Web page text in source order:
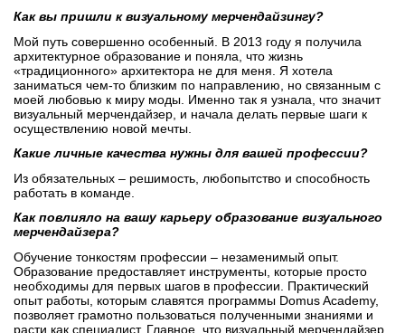
Как вы пришли к визуальному мерчендайзингу?
Мой путь совершенно особенный. В 2013 году я получила
архитектурное образование и поняла, что жизнь
«традиционного» архитектора не для меня. Я хотела
заниматься чем-то близким по направлению, но связанным с
моей любовью к миру моды. Именно так я узнала, что значит
визуальный мерчендайзер, и начала делать первые шаги к
осуществлению новой мечты.
Какие личные качества нужны для вашей профессии?
Из обязательных – решимость, любопытство и способность
работать в команде.
Как повлияло на вашу карьеру образование визуального
мерчендайзера?
Обучение тонкостям профессии – незаменимый опыт.
Образование предоставляет инструменты, которые просто
необходимы для первых шагов в профессии. Практический
опыт работы, которым славятся программы Domus Academy,
позволяет грамотно пользоваться полученными знаниями и
расти как специалист. Главное, что визуальный мерчендайзер